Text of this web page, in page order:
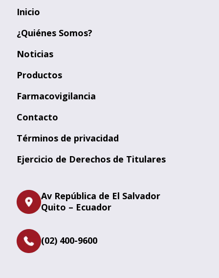
Inicio
¿Quiénes Somos?
Noticias
Productos
Farmacovigilancia
Contacto
Términos de privacidad
Ejercicio de Derechos de Titulares
Av República de El Salvador
Quito – Ecuador
(02) 400-9600